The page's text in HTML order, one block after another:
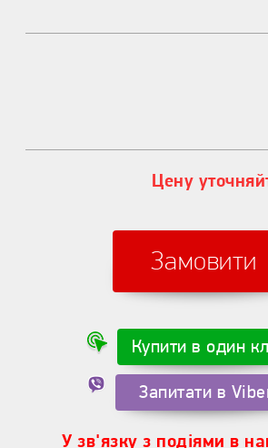
Цену
Замовити
Купити в один
Запитати в
У зв'язку з подіями в